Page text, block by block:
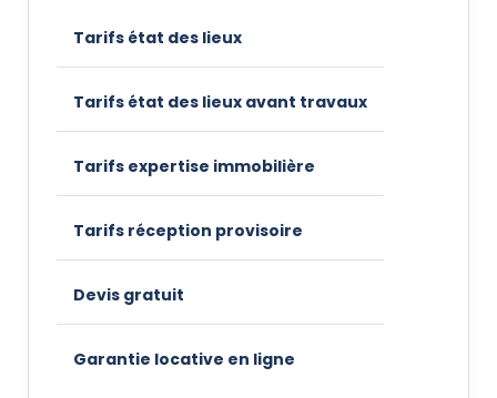
Tarifs état des lieux
Tarifs état des lieux avant travaux
Tarifs expertise immobilière
Tarifs réception provisoire
Devis gratuit
Garantie locative en ligne